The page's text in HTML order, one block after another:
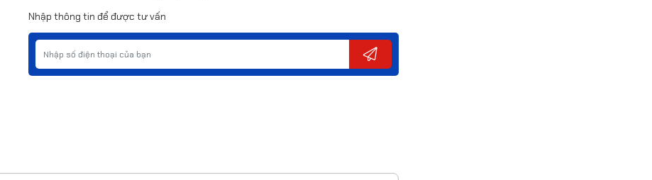
Nhập thông tin để được tư vấn